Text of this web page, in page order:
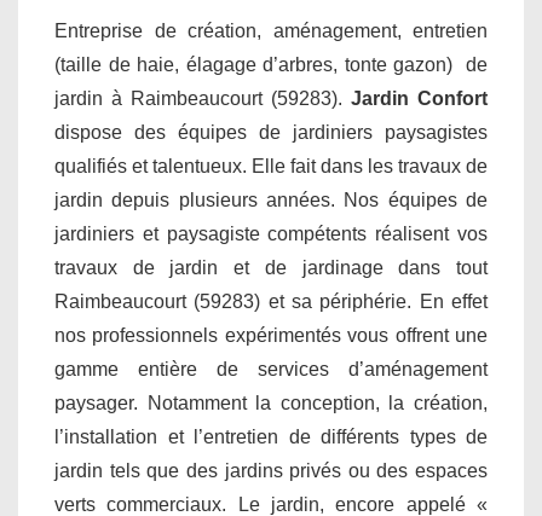
Entreprise de création, aménagement, entretien
(taille de haie, élagage d’arbres, tonte gazon) de
jardin à Raimbeaucourt (59283). Jardin Confort
dispose des équipes de jardiniers paysagistes
qualifiés et talentueux. Elle fait dans les travaux de
jardin depuis plusieurs années. Nos équipes de
jardiniers et paysagiste compétents réalisent vos
travaux de jardin et de jardinage dans tout
Raimbeaucourt (59283) et sa périphérie. En effet
nos professionnels expérimentés vous offrent une
gamme entière de services d’aménagement
paysager. Notamment la conception, la création,
l’installation et l’entretien de différents types de
jardin tels que des jardins privés ou des espaces
verts commerciaux. Le jardin, encore appelé «